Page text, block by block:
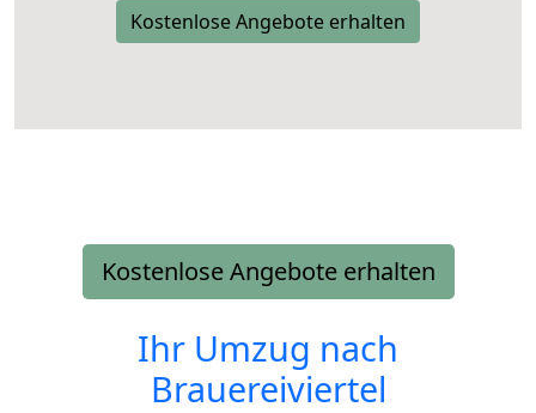
Kostenlose Angebote erhalten
Kostenlose Angebote erhalten
Ihr Umzug nach
Brauereiviertel